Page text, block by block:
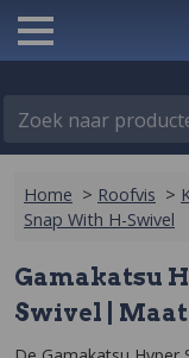
Zoek naar
Home > Roofvis >
Snap With H-Swivel
Gamakatsu
Swivel | Maat